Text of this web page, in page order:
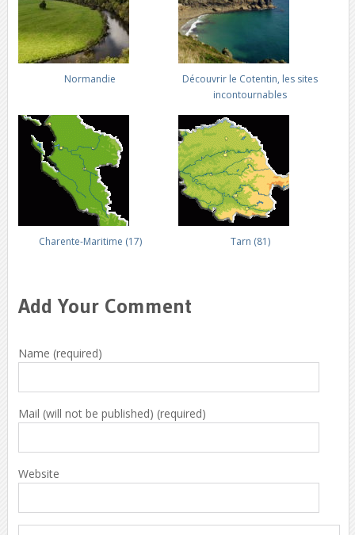
Normandie
Découvrir le Cotentin, les sites
incontournables
Charente-Maritime (17) Tarn (81)
Add Your Comment
Name (required)
Mail (will not be published) (required)
Website